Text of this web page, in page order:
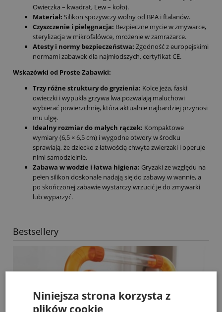
Owieczka – kwadrat, Lew – koło).
Materiał: Silikon spożywczy wolny od BPA i ftalanów.
Czyszczenie i pielęgnacja: Bezpieczne mycie w zmywarce,
sterylizacja w mikrofalówce, mrożenie w zamrażarce.
Atesty i normy bezpieczeństwa: Zgodność z europejskimi
normami zabawek dla najmłodszych, certyfikat CE.
Wskazówki od Proste Zabawki:
Trzy różne struktury do gryzienia: Kolce jeża, faski
owieczki i wypukła grzywa lwa pozwalają maluchowi
wybierać powierzchnię, która aktualnie najbardziej przynosi
mu ulgę.
Idealny rozmiar do małych rączek: Kompaktowe
wymiary (6,5 × 6,5 cm) i wygodne otwory w środku
sprawiają, że dziecko z łatwością chwyta zwierzaki i operuje
nimi samodzielnie.
Zabawa w wodzie i łatwa higiena: Gryzaki ze względu na
pełen silikon doskonale nadają się do zabawy w wannie, a
po skończonej zabawie wystarczy wrzucić je do zmywarki
lub wyparzyć.
Bestsellery
Niniejsza strona korzysta z
plików cookie